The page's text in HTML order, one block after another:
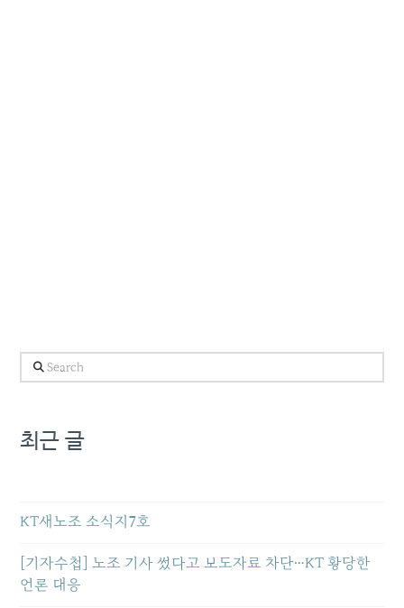
Search
최근 글
KT새노조 소식지7호
[기자수첩] 노조 기사 썼다고 보도자료 차단…KT 황당한
언론 대응